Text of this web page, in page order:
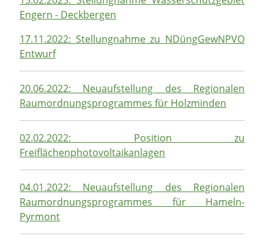
Engern - Deckbergen
17.11.2022: Stellungnahme zu NDüngGewNPVO
Entwurf
20.06.2022: Neuaufstellung des Regionalen
Raumordnungsprogrammes für Holzminden
02.02.2022: Position zu
Freiflächenphotovoltaikanlagen
04.01.2022: Neuaufstellung des Regionalen
Raumordnungsprogrammes für Hameln-
Pyrmont